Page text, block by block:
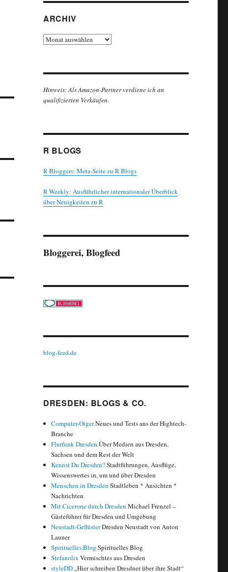
ARCHIV
Archiv
Hinweis: Als Amazon-Partner verdiene ich an
qualifizierten Verkäufen.
R BLOGS
R Bloggers: Meta-Seite zu R Blogs
R Weekly: Ausführlicher internationaler Überblick
über Neuigkeiten zu R
Bloggerei, Blogfeed
blog-feed.de
DRESDEN: BLOGS & CO.
Computer-OigerNeues und Tests aus der Hightech-
Branche
Flurfunk Dresden Über Medien aus Dresden,
Sachsen und dem Rest der Welt
Kennst Du Dresden?Stadtführungen, Ausflüge,
Wissenswertes in, um und über Dresden
Menschen in Dresden Stadtleben * Ansichten *
Nachrichten
Mit Cicerone durch Dresden Michael Frenzel –
Gästeführer für Dresden und Umgebung
Neustadt-GeflüsterDresden Neustadt von Anton
Launer
Spirituelles Blog Spirituelles Blog
Stefanolix Vermischtes aus Dresden
styleDD„Hier schreiben Dresdner über ihre Stadt“